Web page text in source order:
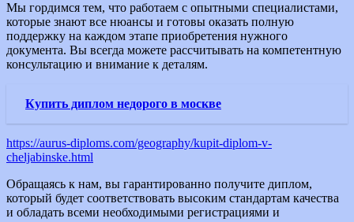
Мы гордимся тем, что работаем с опытными специалистами,
которые знают все нюансы и готовы оказать полную
поддержку на каждом этапе приобретения нужного
документа. Вы всегда можете рассчитывать на компетентную
консультацию и внимание к деталям.
Купить диплом недорого в москве
https://aurus-diploms.com/geography/kupit-diplom-v-
cheljabinske.html
Обращаясь к нам, вы гарантированно получите диплом,
который будет соответствовать высоким стандартам качества
и обладать всеми необходимыми регистрациями и